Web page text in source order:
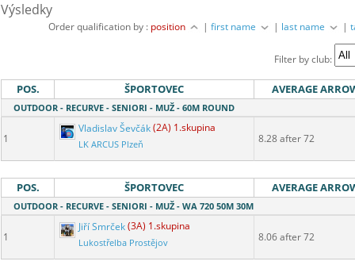
Výsledky
Order qualification by : position |first name | last name |
Filter by club:
POS. ŠPORTOVEC AVERAGE
OUTDOOR - RECURVE - SENIORI - MUŽ - 60M ROUND
1
Vladislav Ševčák(2A) 1.skupina
LK ARCUS Plzeň 8.28 after 72
POS. ŠPORTOVEC AVERAGE
OUTDOOR - RECURVE - SENIORI - MUŽ - WA 720 50M 30M
1
Jiří Smrček(3A) 1.skupina
Lukostřelba Prostějov 8.06 after 72